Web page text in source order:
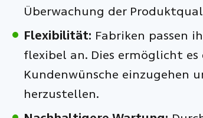
Überwachung der
Flexibilität: Fabriken passen
flexibel an. Dies ermöglicht
Kundenwünsche einzugehen
herzustellen.